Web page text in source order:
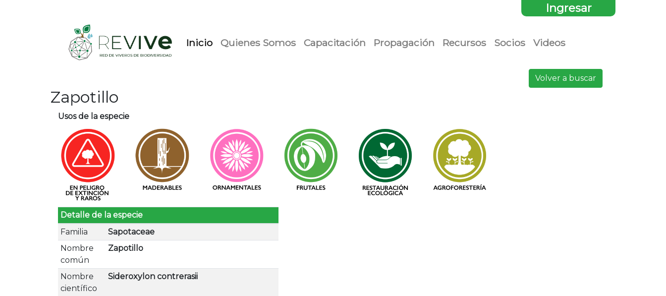
Ingresar
Inicio(current)
Quienes Somos Capacitación Propagación Recursos Socios Videos
Volver a buscar
Zapotillo
Usos de la especie
Detalle de la especie
Familia
Sapotaceae
Nombre
común
Zapotillo
Nombre
científico
Sideroxylon contrerasii